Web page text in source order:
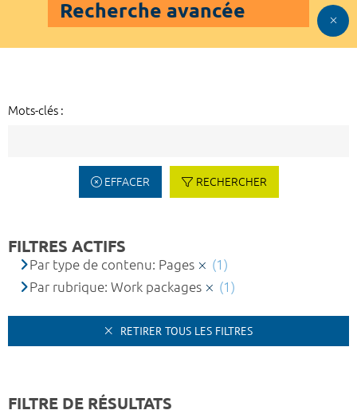
Recherche avancée
Mots-clés :
EFFACER RECHERCHER
FILTRES ACTIFS
Par type de contenu: Pages
(1)
Par rubrique: Work packages
(1)
RETIRER TOUS LES FILTRES
FILTRE DE RÉSULTATS